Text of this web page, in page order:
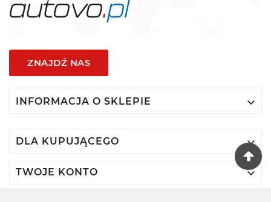
ZNAJDŹ NAS
INFORMACJA O SKLEPIE 
DLA KUPUJĄCEGO 
TWOJE KONTO 